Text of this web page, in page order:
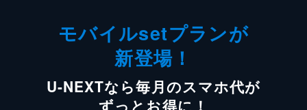
モバイルsetプランが
新登場！
U-NEXTなら毎月のスマホ代が
ずっとお得に！